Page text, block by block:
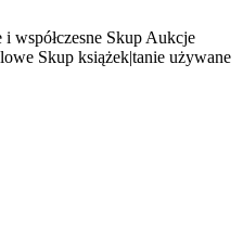
współczesne Skup Aukcje
Skup książek|tanie używane